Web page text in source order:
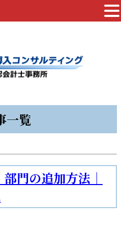
一覧
門の追加方法｜